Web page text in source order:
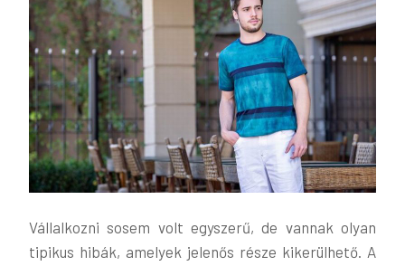
Vállalkozni sosem volt egyszerű, de vannak olyan
tipikus hibák, amelyek jelenős része kikerülhető. A